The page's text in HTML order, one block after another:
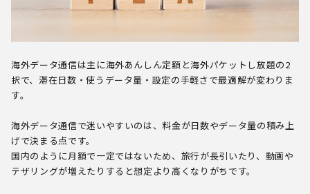
海外データ通信は主に海外あんしん定額と海外パケットし放題の2
択で、滞在日数・使うデータ量・設定の手軽さで最適解が変わりま
す。
海外データ通信で迷いやすいのは、料金が日数やデータ量の積み上
げで決まる点です。
国内のように月額で一定ではないため、旅行が長引いたり、動画や
テザリングが増えたりすると想定より高くなりがちです。